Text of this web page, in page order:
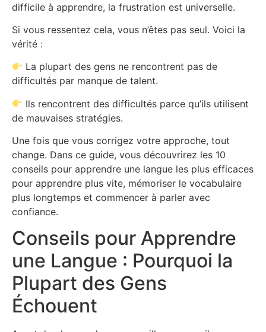
difficile à apprendre, la frustration est universelle.
Si vous ressentez cela, vous n’êtes pas seul. Voici la
vérité :
La plupart des gens ne rencontrent pas de
difficultés par manque de talent.
Ils rencontrent des difficultés parce qu’ils utilisent
de mauvaises stratégies.
Une fois que vous corrigez votre approche, tout
change. Dans ce guide, vous découvrirez les 10
conseils pour apprendre une langue les plus efficaces
pour apprendre plus vite, mémoriser le vocabulaire
plus longtemps et commencer à parler avec
confiance.
Conseils pour Apprendre
une Langue : Pourquoi la
Plupart des Gens
Échouent